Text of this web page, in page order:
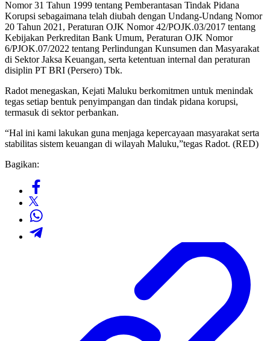
Nomor 31 Tahun 1999 tentang Pemberantasan Tindak Pidana
Korupsi sebagaimana telah diubah dengan Undang-Undang Nomor
20 Tahun 2021, Peraturan OJK Nomor 42/POJK.03/2017 tentang
Kebijakan Perkreditan Bank Umum, Peraturan OJK Nomor
6/PJOK.07/2022 tentang Perlindungan Kunsumen dan Masyarakat
di Sektor Jaksa Keuangan, serta ketentuan internal dan peraturan
disiplin PT BRI (Persero) Tbk.
Radot menegaskan, Kejati Maluku berkomitmen untuk menindak
tegas setiap bentuk penyimpangan dan tindak pidana korupsi,
termasuk di sektor perbankan.
“Hal ini kami lakukan guna menjaga kepercayaan masyarakat serta
stabilitas sistem keuangan di wilayah Maluku,”tegas Radot. (RED)
Bagikan: